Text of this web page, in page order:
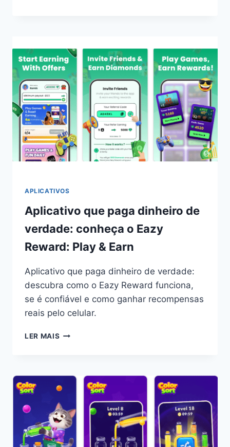
APLICATIVOS
Aplicativo que paga dinheiro de
verdade: conheça o Eazy
Reward: Play & Earn
Aplicativo que paga dinheiro de verdade:
descubra como o Eazy Reward funciona,
se é confiável e como ganhar recompensas
reais pelo celular.
LER MAIS APLICATIVO
DE
VERDADE:
O
EAZY
REWARD:
PLAY